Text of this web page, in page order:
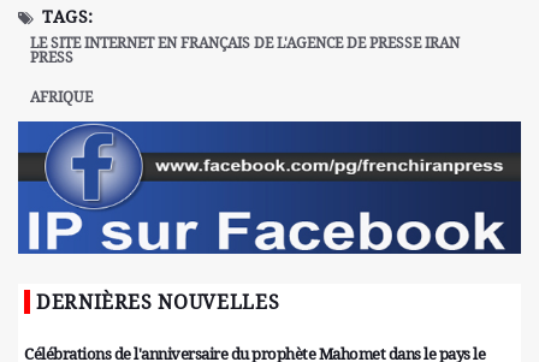
TAGS:
LE SITE INTERNET EN FRANÇAIS DE L'AGENCE DE PRESSE IRAN
PRESS
AFRIQUE
DERNIÈRES NOUVELLES
Célébrations de l'anniversaire du prophète Mahomet dans le pays le